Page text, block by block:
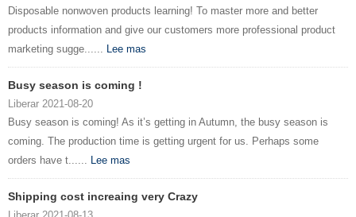
Disposable nonwoven products learning! To master more and better
products information and give our customers more professional product
marketing sugge...... Lee mas
Busy season is coming !
Liberar 2021-08-20
Busy season is coming! As it’s getting in Autumn, the busy season is
coming. The production time is getting urgent for us. Perhaps some
orders have t...... Lee mas
Shipping cost increaing very Crazy